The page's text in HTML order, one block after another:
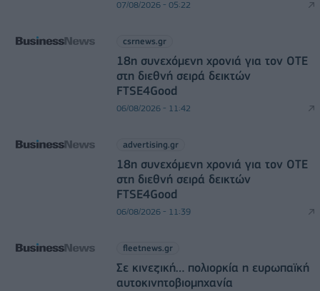
07/08/2026 - 05:22
csrnews.gr
18η συνεχόμενη χρονιά για τον ΟΤΕ
στη διεθνή σειρά δεικτών
FTSE4Good
06/08/2026 - 11:42
advertising.gr
18η συνεχόμενη χρονιά για τον ΟΤΕ
στη διεθνή σειρά δεικτών
FTSE4Good
06/08/2026 - 11:39
fleetnews.gr
Σε κινεζική… πολιορκία η ευρωπαϊκή
αυτοκινητοβιομηχανία